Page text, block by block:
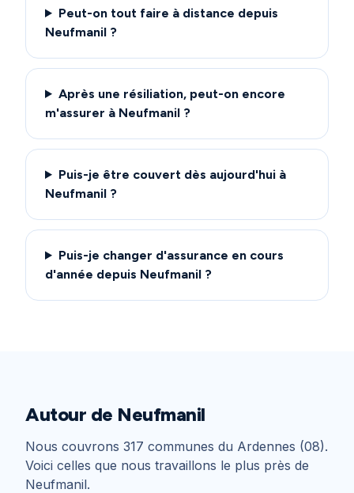
Peut-on tout faire à distance depuis
Neufmanil ?
Après une résiliation, peut-on encore
m'assurer à Neufmanil ?
Puis-je être couvert dès aujourd'hui à
Neufmanil ?
Puis-je changer d'assurance en cours
d'année depuis Neufmanil ?
Autour de Neufmanil
Nous couvrons 317 communes du Ardennes (08).
Voici celles que nous travaillons le plus près de
Neufmanil.